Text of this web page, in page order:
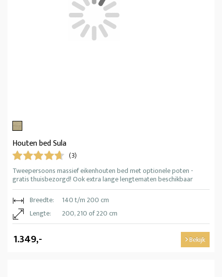
Houten bed Sula
(3)
Tweepersoons massief eikenhouten bed met optionele poten -
gratis thuisbezorgd! Ook extra lange lengtematen beschikbaar
Breedte:
140 t/m 200 cm
Lengte:
200, 210 of 220 cm
1.349,- Bekijk